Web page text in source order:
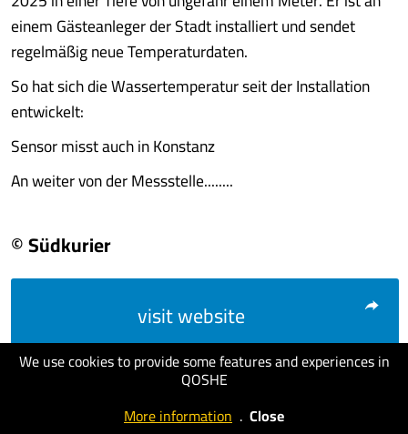
We use cookies to provide some features and experiences in
QOSHE
More information . Close
einem Gästeanleger der Stadt installiert und sendet
regelmäßig neue Temperaturdaten.
So hat sich die Wassertemperatur seit der Installation
entwickelt:
Sensor misst auch in Konstanz
An weiter von der Messstelle........
© Südkurier
visit website